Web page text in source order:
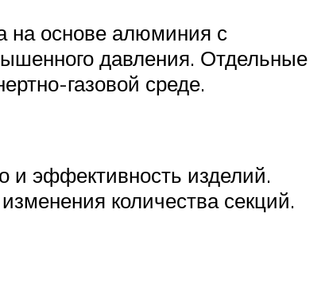
на основе алюминия с
давления. Отдельные
газовой среде.
и эффективность изделий.
количества секций.